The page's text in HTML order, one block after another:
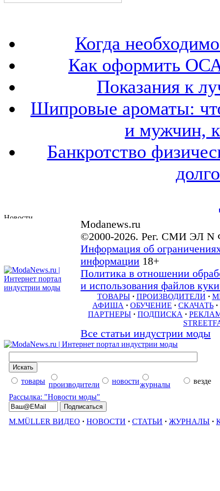
Когда
Как оформить
Показания к
Шипровые ароматы:
и мужчин,
Банкротство
Modanews.ru
©2000-2026. Рег. СМИ ЭЛ N
Информация об
информации 18+
Политика в отношении
и использования файлов
ТОВАРЫ · ПРОИЗВОДИТЕЛИ ·
АФИША · ОБУЧЕНИЕ · СКАЧАТЬ ·
ПАРТНЕРЫ · ПОДПИСКА ·
Все статьи индустрии моды
товары производители новостижурналы
везде
Рассылка: "Новости моды"
M.MÜLLER ВИДЕО · НОВОСТИ · СТАТЬИ · ЖУРНАЛЫ ·